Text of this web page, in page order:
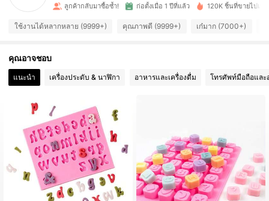
4.92 3.6K ผู้ติดตาม
4.92 3.6K ผู้ติดตาม
3.6K ผู้ติดตาม
ลูกค้ากลับมาซื้อซ้ำ! ก่อตั้งเมื่อ 1 ปีที่แล้ว 120K ชิ้นที่ขายไปเมื่อ
ใช้งานได้หลากหลาย (9999+) คุณภาพดี (9999+) เก๋มาก (7000+)
คุณอาจชอบ
แนะนำ เครื่องประดับ & นาฬิกา อาหารและเครื่องดื่ม โทรศัพท์มือถือและ